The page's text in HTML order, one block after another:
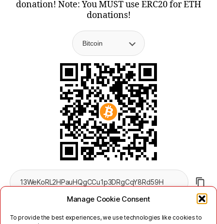
Manage Cookie Consent
To provide the best experiences, we use technologies like cookies to
donation! Note: You MUST use ERC20 for ETH
donations!